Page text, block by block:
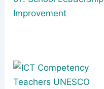
Improvement